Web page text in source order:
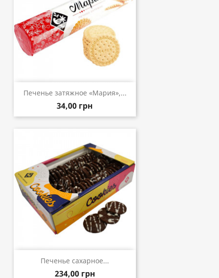
Печенье затяжное «Мария»,...
34,00 грн
Печенье сахарное...
234,00 грн